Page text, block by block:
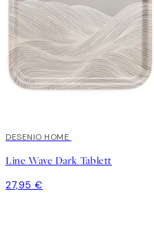
DESENIO HOME
Line Wave Dark Tablett
27,95 €